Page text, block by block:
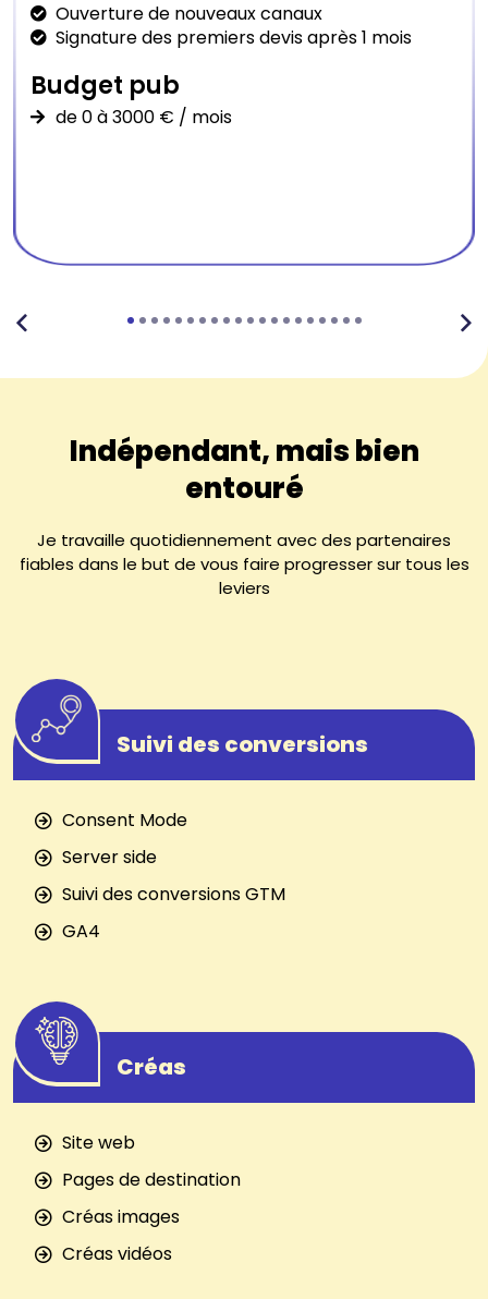
Ouverture de nouveaux canaux
Signature des premiers devis après 1 mois
Budget pub
de 0 à 3000 € / mois
Indépendant, mais bien
entouré
Je travaille quotidiennement avec des partenaires
fiables dans le but de vous faire progresser sur tous les
leviers
Suivi des conversions
Consent Mode
Server side
Suivi des conversions GTM
GA4
Créas
Site web
Pages de destination
Créas images
Créas vidéos